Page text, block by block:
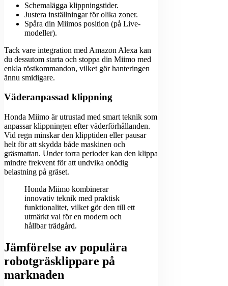
Schemalägga klippningstider.
Justera inställningar för olika zoner.
Spåra din Miimos position (på Live-
modeller).
Tack vare integration med Amazon Alexa kan
du dessutom starta och stoppa din Miimo med
enkla röstkommandon, vilket gör hanteringen
ännu smidigare.
Väderanpassad klippning
Honda Miimo är utrustad med smart teknik som
anpassar klippningen efter väderförhållanden.
Vid regn minskar den klipptiden eller pausar
helt för att skydda både maskinen och
gräsmattan. Under torra perioder kan den klippa
mindre frekvent för att undvika onödig
belastning på gräset.
Honda Miimo kombinerar
innovativ teknik med praktisk
funktionalitet, vilket gör den till ett
utmärkt val för en modern och
hållbar trädgård.
Jämförelse av populära
robotgräsklippare på
marknaden